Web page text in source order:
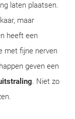
laten plaatsen.
maar
heeft een
met fijne nerven
geven een
. Niet zo